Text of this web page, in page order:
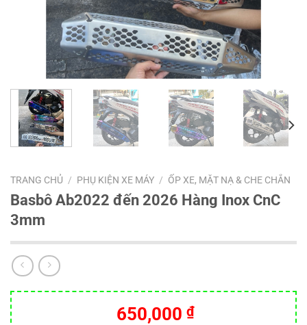
TRANG CHỦ / PHỤ KIỆN XE MÁY / ỐP XE, MẶT NẠ & CHE CHẮN
Basbô Ab2022 đến 2026 Hàng Inox CnC
3mm
650,000 ₫